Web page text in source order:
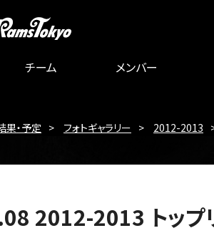
チーム メンバー
果・予定 フォトギャラリー 2012-2013
2012-2013 トップ